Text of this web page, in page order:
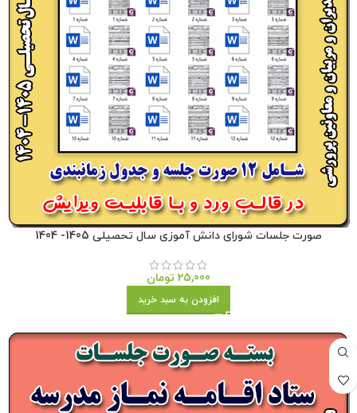
صورت جلسات شورای دانش آموزی سال تحصیلی 1405- 1404
25,000 تومان
افزودن به سبد خرید